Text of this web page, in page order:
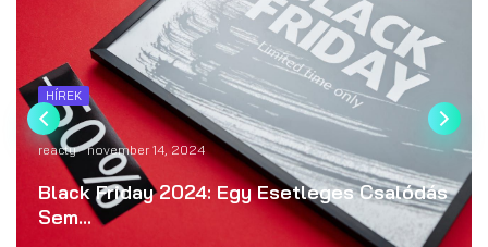
HÍREK
reacty november 14, 2024
Black Friday 2024: Egy Esetleges Csalódás
Sem...